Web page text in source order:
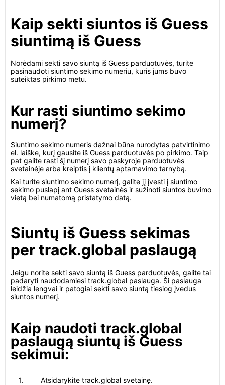
Kaip sekti siuntos iš Guess
siuntimą iš Guess
Norėdami sekti savo siuntą iš Guess parduotuvės, turite
pasinaudoti siuntimo sekimo numeriu, kuris jums buvo
suteiktas pirkimo metu.
Kur rasti siuntimo sekimo
numerį?
Siuntimo sekimo numeris dažnai būna nurodytas patvirtinimo
el. laiške, kurį gausite iš Guess parduotuvės po pirkimo. Taip
pat galite rasti šį numerį savo paskyroje parduotuvės
svetainėje arba kreiptis į klientų aptarnavimo tarnybą.
Kai turite siuntimo sekimo numerį, galite jį įvesti į siuntimo
sekimo puslapį ant Guess svetainės ir sužinoti siuntos buvimo
vietą bei numatomą pristatymo datą.
Siuntų iš Guess sekimas
per track.global paslaugą
Jeigu norite sekti savo siuntą iš Guess parduotuvės, galite tai
padaryti naudodamiesi track.global paslauga. Ši paslauga
leidžia lengvai ir patogiai sekti savo siuntą tiesiog įvedus
siuntos numerį.
Kaip naudoti track.global
paslaugą siuntų iš Guess
sekimui:
1. Atsidarykite track.global svetainę.